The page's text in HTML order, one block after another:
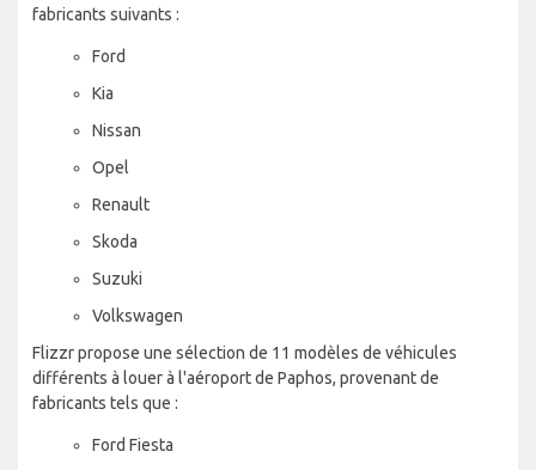
fabricants suivants :
Ford
Kia
Nissan
Opel
Renault
Skoda
Suzuki
Volkswagen
Flizzr propose une sélection de 11 modèles de véhicules
différents à louer à l'aéroport de Paphos, provenant de
fabricants tels que :
Ford Fiesta